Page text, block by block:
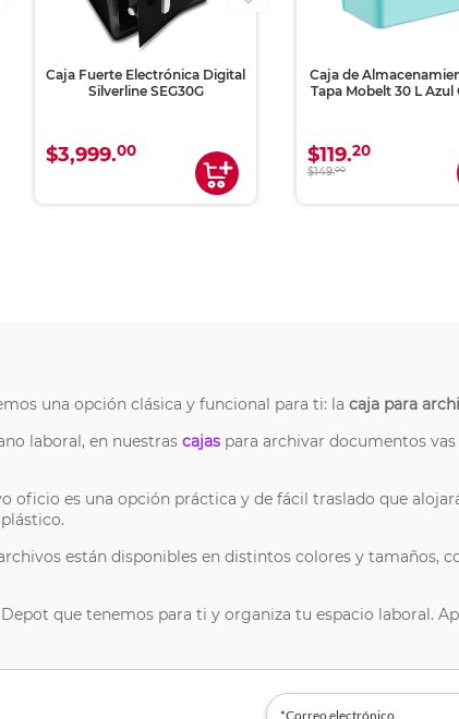
Caja Fuerte Electrónica Digital
Silverline SEG30G
$3,999.00
Caja de
Tapa Mobelt 30 L Azul
$119.20
$149.00
una opción clásica y funcional para ti: la caja para
laboral, en nuestras cajas para archivar documentos
oficio es una opción práctica y de fácil traslado que
están disponibles en distintos colores y tamaños,
que tenemos para ti y organiza tu espacio laboral.